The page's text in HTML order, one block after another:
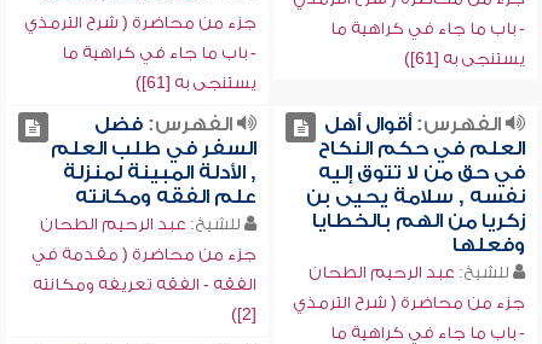
- باب ما جاء في كراهية ما
يستنجى به [61])
جزء من محاضرة ( شرح الترمذي
- باب ما جاء في كراهية ما
يستنجى به [61])
الفهرس:أقوال أهل
العلم في حكم النكاح
في حق من لا تتوق إليه
نفسه , سلامة يحيى بن
زكريا من الهم بالخطايا
وفعلها
للشيخ: عبد الرحيم الطحان
جزء من محاضرة ( شرح الترمذي
- باب ما جاء في كراهية ما
الفهرس:فضل
السفر في طلب العلم
, الأدلة المبينة لمنزلة
علم الفقه ومكانته
للشيخ: عبد الرحيم الطحان
جزء من محاضرة ( مقدمة في
الفقه - الفقه تعريفه ومكانته
[2])